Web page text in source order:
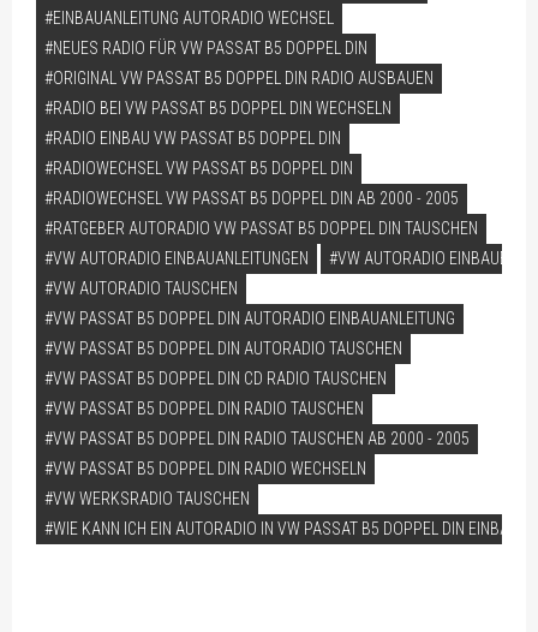
EINBAUANLEITUNG AUTORADIO WECHSEL
NEUES RADIO FÜR VW PASSAT B5 DOPPEL DIN
ORIGINAL VW PASSAT B5 DOPPEL DIN RADIO AUSBAUEN
RADIO BEI VW PASSAT B5 DOPPEL DIN WECHSELN
RADIO EINBAU VW PASSAT B5 DOPPEL DIN
RADIOWECHSEL VW PASSAT B5 DOPPEL DIN
RADIOWECHSEL VW PASSAT B5 DOPPEL DIN AB 2000 - 2005
RATGEBER AUTORADIO VW PASSAT B5 DOPPEL DIN TAUSCHEN
VW AUTORADIO EINBAUANLEITUNGEN
VW AUTORADIO EINBAUEN
VW AUTORADIO TAUSCHEN
VW PASSAT B5 DOPPEL DIN AUTORADIO EINBAUANLEITUNG
VW PASSAT B5 DOPPEL DIN AUTORADIO TAUSCHEN
VW PASSAT B5 DOPPEL DIN CD RADIO TAUSCHEN
VW PASSAT B5 DOPPEL DIN RADIO TAUSCHEN
VW PASSAT B5 DOPPEL DIN RADIO TAUSCHEN AB 2000 - 2005
VW PASSAT B5 DOPPEL DIN RADIO WECHSELN
VW WERKSRADIO TAUSCHEN
WIE KANN ICH EIN AUTORADIO IN VW PASSAT B5 DOPPEL DIN EINBAUEN